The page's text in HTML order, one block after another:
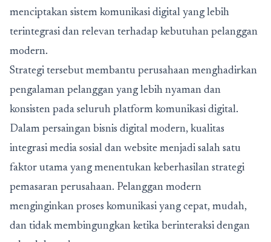
menciptakan sistem komunikasi digital yang lebih
terintegrasi dan relevan terhadap kebutuhan pelanggan
modern.
Strategi tersebut membantu perusahaan menghadirkan
pengalaman pelanggan yang lebih nyaman dan
konsisten pada seluruh platform komunikasi digital.
Dalam persaingan bisnis digital modern, kualitas
integrasi media sosial dan website menjadi salah satu
faktor utama yang menentukan keberhasilan strategi
pemasaran perusahaan. Pelanggan modern
menginginkan proses komunikasi yang cepat, mudah,
dan tidak membingungkan ketika berinteraksi dengan